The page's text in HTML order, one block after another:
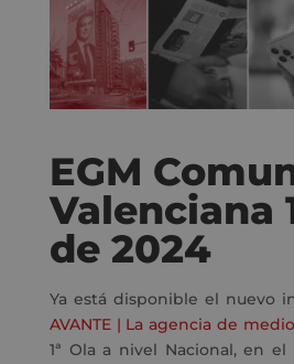
EGM
Valenciana
de 2024
Ya está disponible el nuevo
AVANTE | La agencia de
1ª Ola a nivel Nacional, en